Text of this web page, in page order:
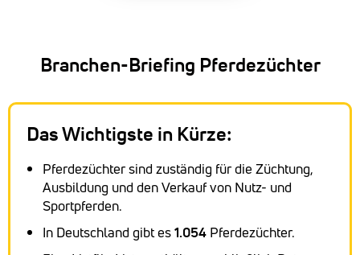
Branchen-Briefing Pferdezüchter
Das Wichtigste in Kürze:
Pferdezüchter sind zuständig für die Züchtung,
Ausbildung und den Verkauf von Nutz- und
Sportpferden.
In Deutschland gibt es1.054 Pferdezüchter.